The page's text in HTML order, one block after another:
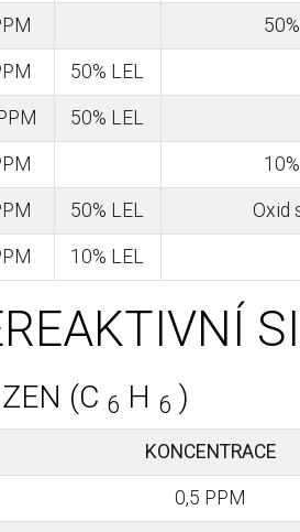
50% LEL
50% LEL
50% LEL Oxid
10% LEL
(C 6 H 6 )
KONCENTRACE
0,5 PPM